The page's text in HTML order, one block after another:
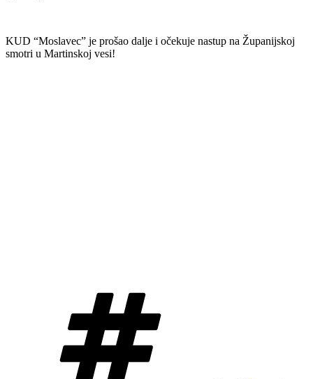
KUD “Moslavec” je prošao dalje i očekuje nastup na Županijskoj
smotri u Martinskoj vesi!